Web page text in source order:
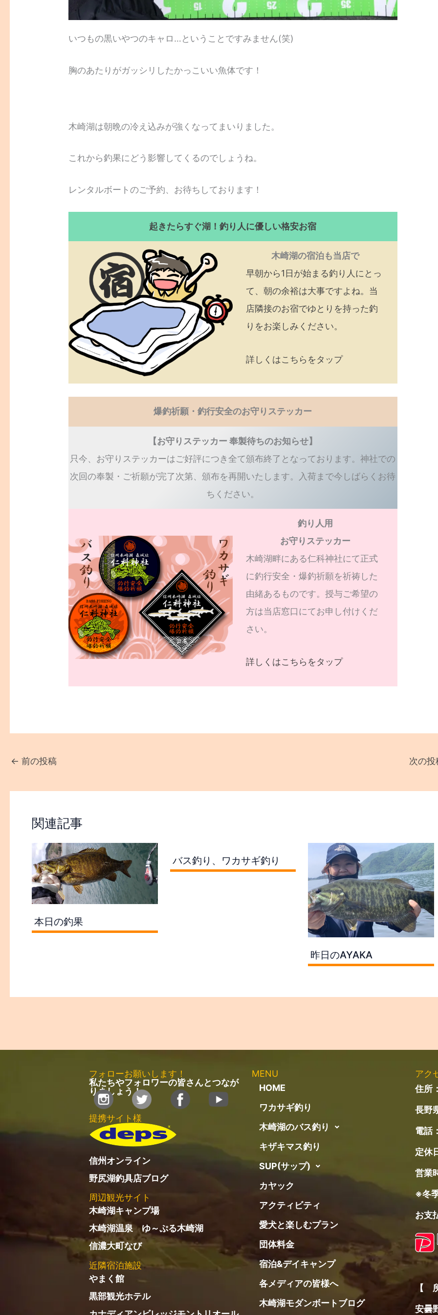
いつもの黒いやつのキャロ…ということですみません(笑)
胸のあたりがガッシリしたかっこいい魚体です！
木崎湖は朝晩の冷え込みが強くなってまいりました。
これから釣果にどう影響してくるのでしょうね。
レンタルボートのご予約、お待ちしております！
起きたらすぐ湖！釣り人に優しい格安お宿
木崎湖の宿泊も当店で
早朝から1日が始まる釣り人にとっ
て、朝の余裕は大事ですよね。当
店隣接のお宿でゆとりを持った釣
りをお楽しみください。
詳しくはこちらをタップ
爆釣祈願・釣行安全のお守りステッカー
【お守りステッカー 奉製待ちのお知らせ】
只今、お守りステッカーはご好評につき全て頒布終了となっております。神社での
次回の奉製・ご祈願が完了次第、頒布を再開いたします。入荷まで今しばらくお待
ちください。
釣り人用
お守りステッカー
木崎湖畔にある仁科神社にて正式
に釣行安全・爆釣祈願を祈祷した
由緒あるものです。授与ご希望の
方は当店窓口にてお申し付けくだ
さい。
詳しくはこちらをタップ
← 前の投稿 次の
関連記事
本日の釣果
バス釣り、ワカサギ釣り
昨日のAYAKA
フォローお願いします！
私たちやフォロワーの皆さんとつなが
りましょう！
提携サイト様
信州オンライン
野尻湖釣具店ブログ
周辺観光サイト
木崎湖キャンプ場
木崎湖温泉 ゆ～ぷる木崎湖
信濃大町なび
近隣宿泊施設
やまく館
黒部観光ホテル
MENU
HOME
ワカサギ釣り
木崎湖のバス釣り
キザキマス釣り
SUP(サップ)
カヤック
アクティビティ
愛犬と楽しむプラン
団体料金
宿泊&デイキャンプ
各メディアの皆様へ
木崎湖モダンボートブログ
アク
住所
長野
電話
定休
営業
※冬
お支
【
安曇